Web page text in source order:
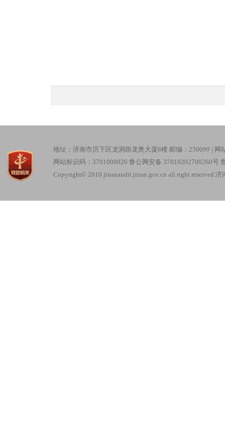
地址：济南市历下区龙洞路龙奥大厦8楼 邮编：250099 | 网
网站标识码：3701000026 鲁公网安备 37010202700260号
Copyright© 2010 jinanaudit.jinan.gov.cn all right reserved